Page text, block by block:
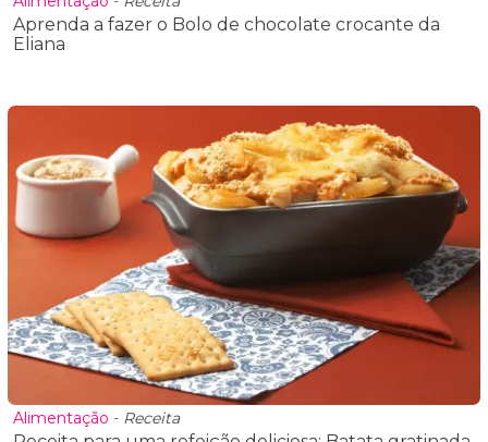
Aprenda a fazer o Bolo de chocolate crocante da
Eliana
Alimentação - Receita